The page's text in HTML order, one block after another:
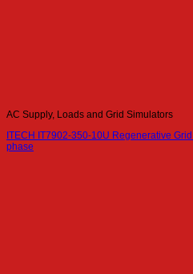
AC Supply, Loads and Grid Simulators
ITECH IT7902-350-10U Regenerative
phase